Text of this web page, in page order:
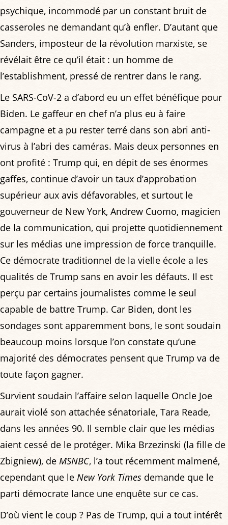
psychique, incommodé par un constant bruit de
casseroles ne demandant qu’à enfler. D’autant que
Sanders, imposteur de la révolution marxiste, se
révélait être ce qu’il était : un homme de
l’establishment, pressé de rentrer dans le rang.
Le SARS-CoV-2 a d’abord eu un effet bénéfique pour
Biden. Le gaffeur en chef n’a plus eu à faire
campagne et a pu rester terré dans son abri anti-
virus à l’abri des caméras. Mais deux personnes en
ont profité : Trump qui, en dépit de ses énormes
gaffes, continue d’avoir un taux d’approbation
supérieur aux avis défavorables, et surtout le
gouverneur de New York, Andrew Cuomo, magicien
de la communication, qui projette quotidiennement
sur les médias une impression de force tranquille.
Ce démocrate traditionnel de la vielle école a les
qualités de Trump sans en avoir les défauts. Il est
perçu par certains journalistes comme le seul
capable de battre Trump. Car Biden, dont les
sondages sont apparemment bons, le sont soudain
beaucoup moins lorsque l’on constate qu’une
majorité des démocrates pensent que Trump va de
toute façon gagner.
Survient soudain l’affaire selon laquelle Oncle Joe
aurait violé son attachée sénatoriale, Tara Reade,
dans les années 90. Il semble clair que les médias
aient cessé de le protéger. Mika Brzezinski (la fille de
Zbigniew), de MSNBC, l’a tout récemment malmené,
cependant que le New York Times demande que le
parti démocrate lance une enquête sur ce cas.
D’où vient le coup ? Pas de Trump, qui a tout intérêt